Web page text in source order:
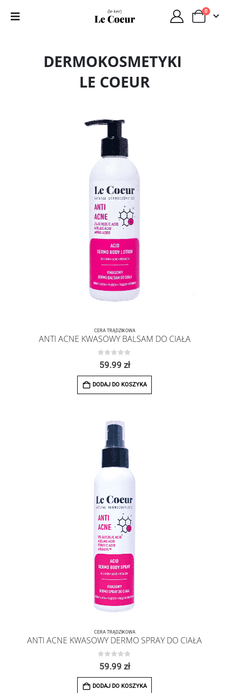
0
DERMOKOSMETYKI
LE COEUR
CERA TRĄDZIKOWA
ANTI ACNE KWASOWY BALSAM DO CIAŁA
0z 5
59.99 zł
DODAJ DO KOSZYKA
CERA TRĄDZIKOWA
ANTI ACNE KWASOWY DERMO SPRAY DO CIAŁA
0z 5
59.99 zł
DODAJ DO KOSZYKA